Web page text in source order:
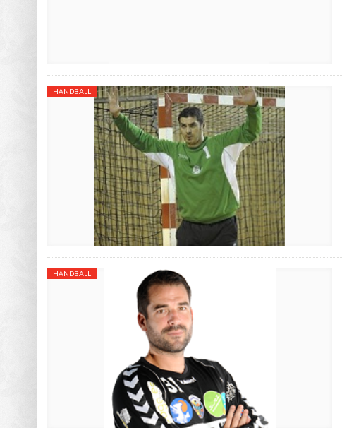
HANDBALL
HANDBALL